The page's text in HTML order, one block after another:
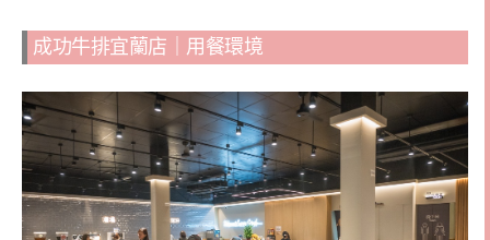
成功牛排宜蘭店｜用餐環境